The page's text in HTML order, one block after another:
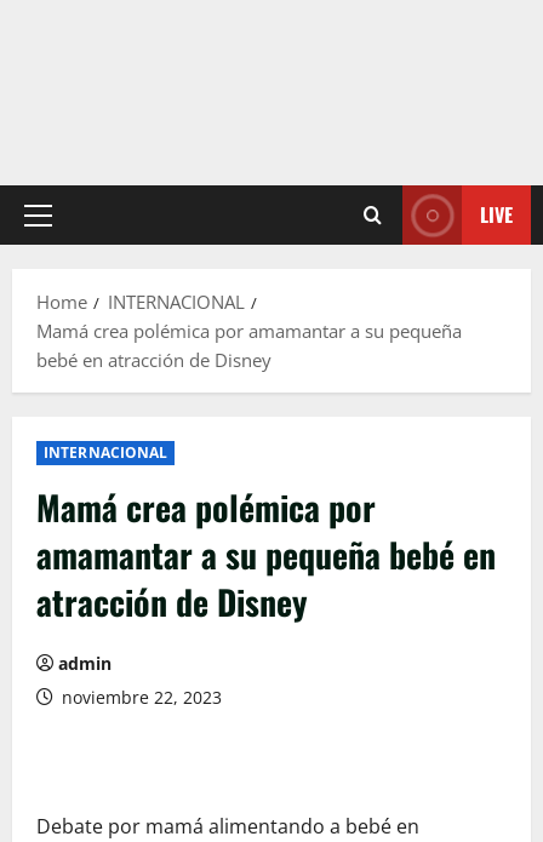
Primary
LIVE
Home
INTERNACIONAL
Mamá crea polémica por amamantar a su pequeña
bebé en atracción de Disney
INTERNACIONAL
Mamá crea polémica por
amamantar a su pequeña bebé en
atracción de Disney
admin
noviembre 22, 2023
Debate por mamá alimentando a bebé en